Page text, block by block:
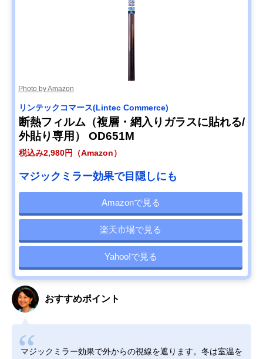
Photo by Amazon
リンテックコマース(Lintec Commerce)
断熱フィルム（複層・網入りガラスに貼れる/
外貼り専用） OD651M
税込み2,980円（Amazon）
マジックミラー効果で目隠しにも
Amazonで見る
楽天市場で見る
Yahoo!で見る
おすすめポイント
マジックミラー効果で外からの視線を遮ります。冬は室温を